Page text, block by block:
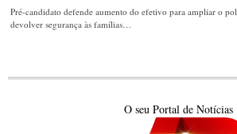
Pré-candidato defende aumento do efetivo para ampliar o
devolver segurança às famílias…
O seu Portal de Notícias